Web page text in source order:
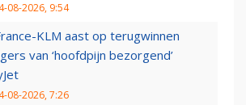
08-2026, 9:54
KLM aast op terugwinnen
van ‘hoofdpijn bezorgend’
08-2026, 7:26